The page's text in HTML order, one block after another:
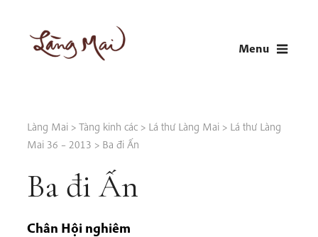
content
Menu
Làng Mai > Tàng kinh các > Lá thư Làng Mai > Lá thư Làng
Mai 36 – 2013 > Ba đi Ấn
Ba đi Ấn
Chân Hội nghiêm